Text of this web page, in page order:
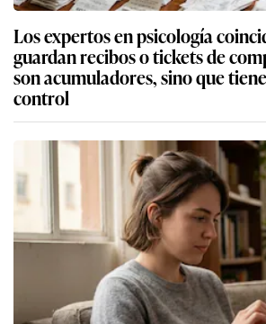
Los expertos en psicología
guardan recibos o tickets de
son acumuladores, sino que
control